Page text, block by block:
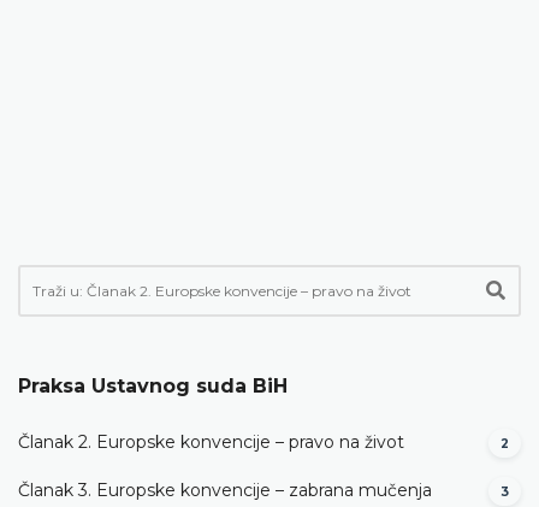
Praksa Ustavnog suda BiH
Članak 2. Europske konvencije – pravo na život 2
Članak 3. Europske konvencije – zabrana mučenja 3